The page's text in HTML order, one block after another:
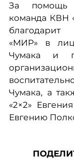
За помощь
команда КВН
«МИР» в
Чумака и
Чумака, а
«2×2»
Евгению